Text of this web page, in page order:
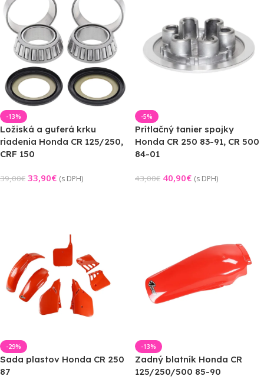
-13%
Ložiská a guferá krku
riadenia Honda CR 125/250,
CRF 150
39,00€ 33,90€ (s DPH)
-5%
Prítlačný tanier spojky
Honda CR 250 83-91, CR 500
84-01
43,00€ 40,90€ (s DPH)
-29%
Sada plastov Honda CR 250
87
-13%
Zadný blatník Honda CR
125/250/500 85-90